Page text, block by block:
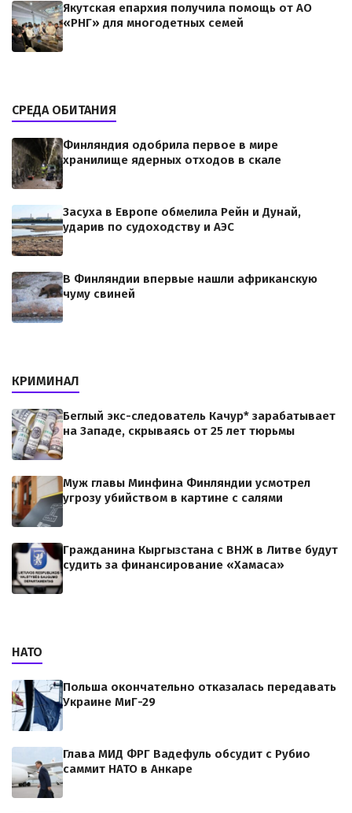
Якутская епархия получила помощь от АО
«РНГ» для многодетных семей
СРЕДА ОБИТАНИЯ
Финляндия одобрила первое в мире
хранилище ядерных отходов в скале
Засуха в Европе обмелила Рейн и Дунай,
ударив по судоходству и АЭС
В Финляндии впервые нашли африканскую
чуму свиней
КРИМИНАЛ
Беглый экс-следователь Качур* зарабатывает
на Западе, скрываясь от 25 лет тюрьмы
Муж главы Минфина Финляндии усмотрел
угрозу убийством в картине с салями
Гражданина Кыргызстана с ВНЖ в Литве будут
судить за финансирование «Хамаса»
НАТО
Польша окончательно отказалась передавать
Украине МиГ-29
Глава МИД ФРГ Вадефуль обсудит с Рубио
саммит НАТО в Анкаре